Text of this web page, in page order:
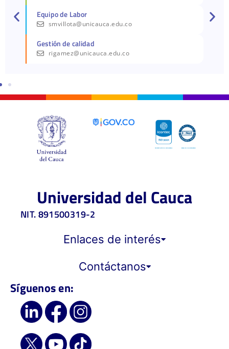
Equipo de Labor
smvillota@unicauca.edu.co
Gestión de calidad
rigamez@unicauca.edu.co
Universidad del Cauca
NIT. 891500319-2
Enlaces de interés
Contáctanos
Síguenos en: